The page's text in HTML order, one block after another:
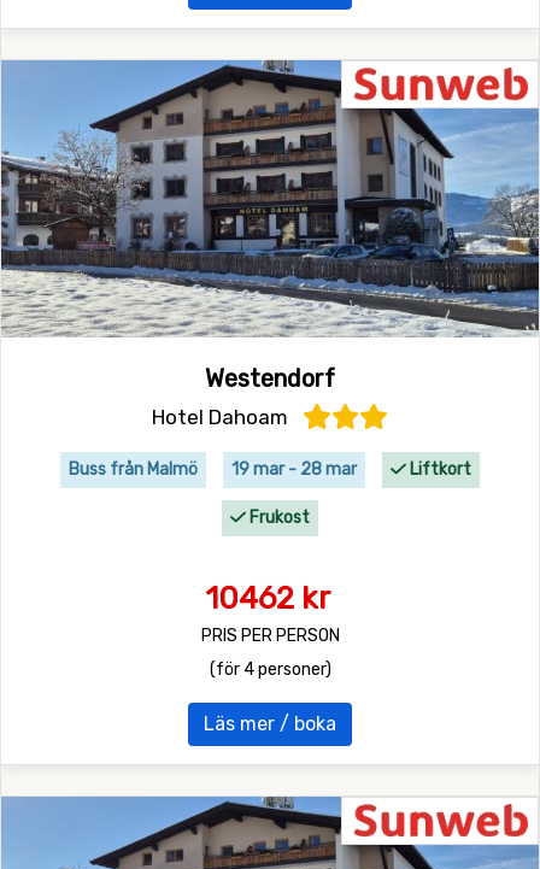
Westendorf
Hotel Dahoam
Buss från Malmö 19 mar - 28 mar Liftkort
Frukost
10462 kr
PRIS PER PERSON
(för 4 personer)
Läs mer / boka